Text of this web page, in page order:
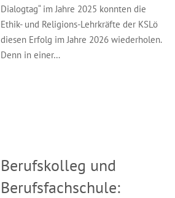
Dialogtag“ im Jahre 2025 konnten die
Ethik- und Religions-Lehrkräfte der KSLö
diesen Erfolg im Jahre 2026 wiederholen.
Denn in einer…
Berufskolleg und
Berufsfachschule: